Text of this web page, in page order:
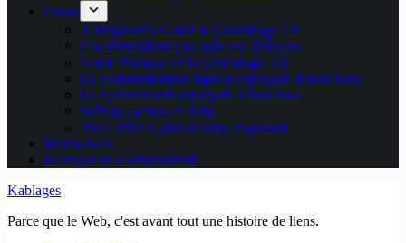
Livres
A Beginner’s Guide to Genealogy 2.0
Comment planter sa boîte en 50 leçons
Guide Pratique de la Généalogie 2.0
La communication digitale expliquée à mon boss
La cybersécurité expliquée à mon boss
Médias sociaux et B2B
The CEO’s Cybersecurity Playbook
Media Aces
Politique de confidentialité
Kablages
Parce que le Web, c'est avant tout une histoire de liens.